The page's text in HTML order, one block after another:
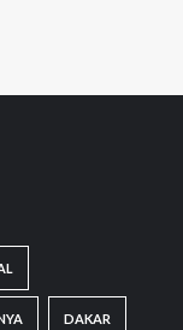
DAKAR